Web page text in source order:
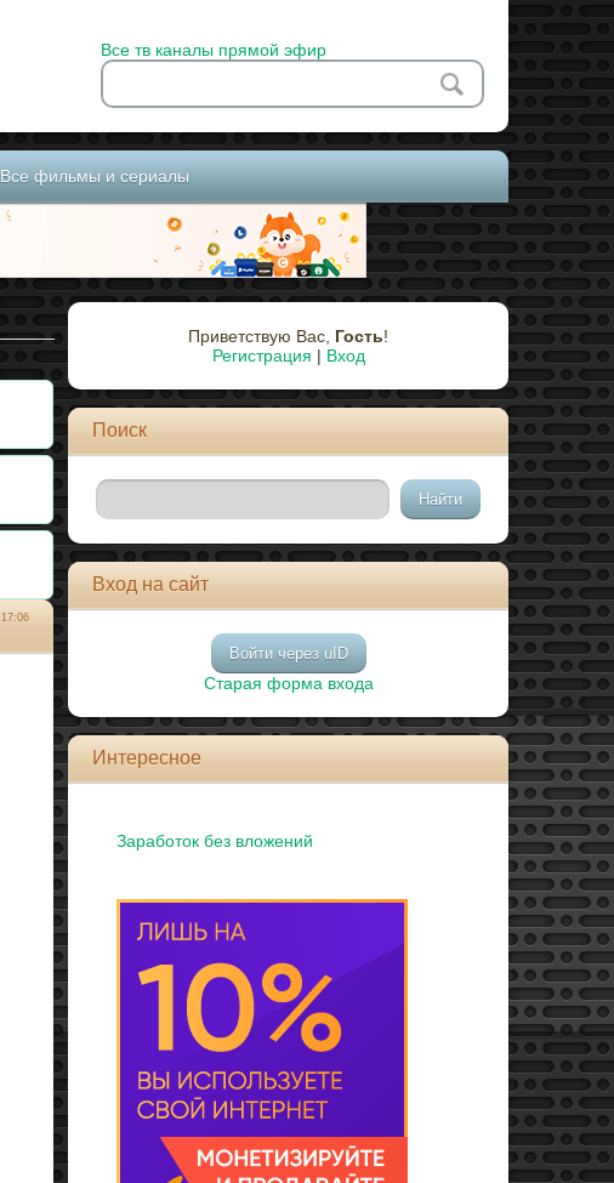
Все тв каналы прямой эфир
Все фильмы и сериалы
17:06
Приветствую Вас Гость!
Регистрация | Вход
Поиск
Вход на сайт
Войти через uID
Старая форма входа
Интересное
Заработок без вложений